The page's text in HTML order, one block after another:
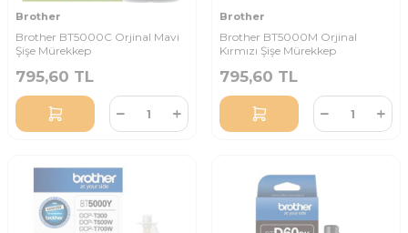
Brother
Brother BT5000C Orjinal Mavi
Şişe Mürekkep
795,60 TL
Brother
Brother BT5000M Orjinal
Kırmızı Şişe Mürekkep
795,60 TL